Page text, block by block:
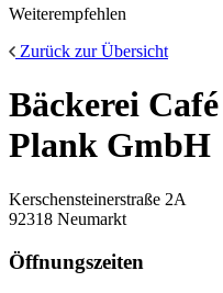
Weiterempfehlen
Zurück zur Übersicht
Bäckerei
Plank GmbH
Kerschensteinerstraße 2A
92318 Neumarkt
Öffnungszeiten